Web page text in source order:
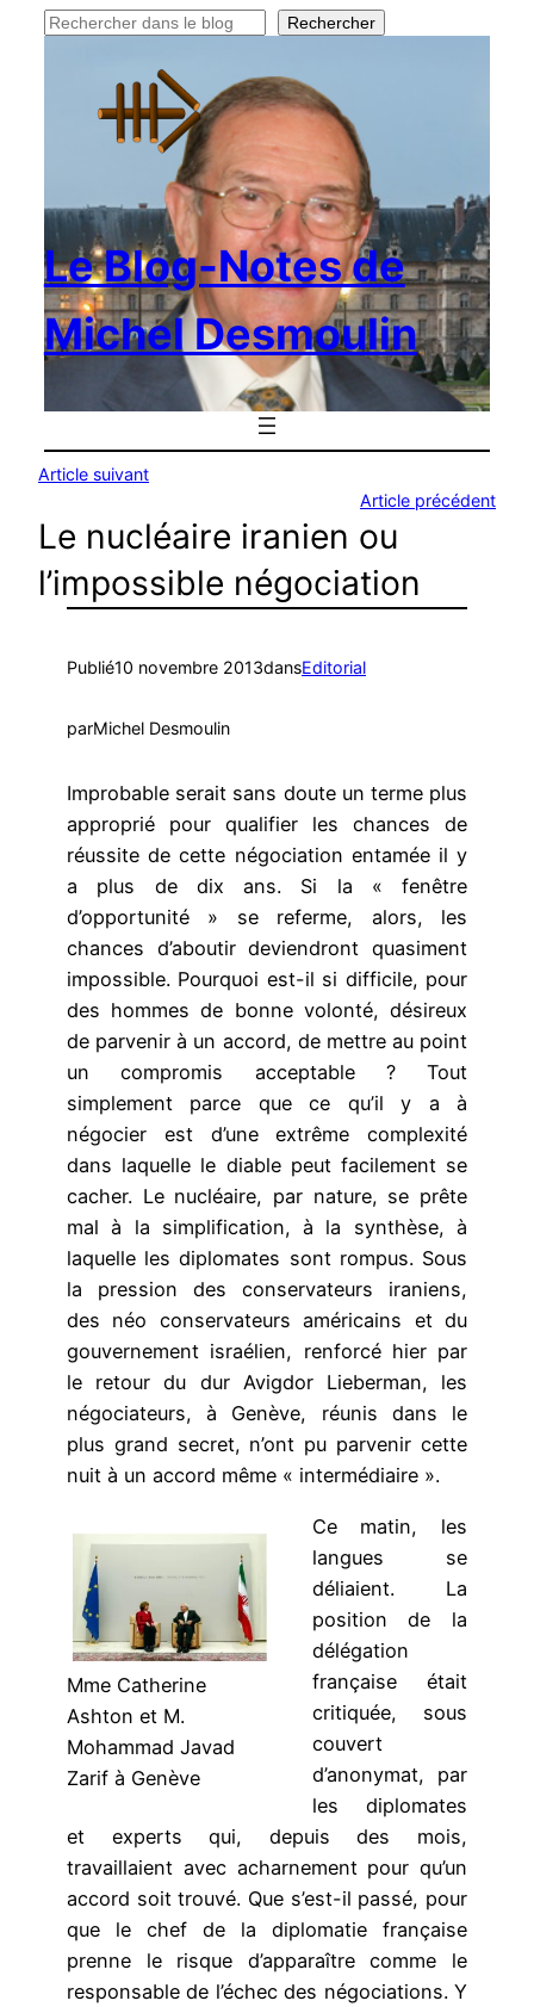
Rechercher Rechercher
Le Blog-Notes de
Michel Desmoulin
Article suivant
Article précédent
Le nucléaire iranien ou
l’impossible négociation
Publié10 novembre 2013dansEditorial
parMichel Desmoulin
Improbable serait sans doute un terme plus
approprié pour qualifier les chances de
réussite de cette négociation entamée il y
a plus de dix ans. Si la « fenêtre
d’opportunité » se referme, alors, les
chances d’aboutir deviendront quasiment
impossible. Pourquoi est-il si difficile, pour
des hommes de bonne volonté, désireux
de parvenir à un accord, de mettre au point
un compromis acceptable ? Tout
simplement parce que ce qu’il y a à
négocier est d’une extrême complexité
dans laquelle le diable peut facilement se
cacher. Le nucléaire, par nature, se prête
mal à la simplification, à la synthèse, à
laquelle les diplomates sont rompus. Sous
la pression des conservateurs iraniens,
des néo conservateurs américains et du
gouvernement israélien, renforcé hier par
le retour du dur Avigdor Lieberman, les
négociateurs, à Genève, réunis dans le
plus grand secret, n’ont pu parvenir cette
nuit à un accord même « intermédiaire ».
Mme Catherine
Ashton et M.
Mohammad Javad
Zarif à Genève
Ce matin, les
langues se
déliaient. La
position de la
délégation
française était
critiquée, sous
couvert
d’anonymat, par
les diplomates
et experts qui, depuis des mois,
travaillaient avec acharnement pour qu’un
accord soit trouvé. Que s’est-il passé, pour
que le chef de la diplomatie française
prenne le risque d’apparaître comme le
responsable de l’échec des négociations. Y